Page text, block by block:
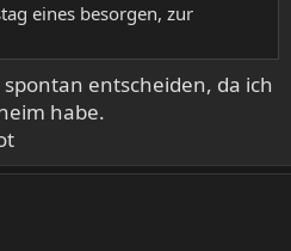
eines besorgen, zur
entscheiden, da ich
habe.